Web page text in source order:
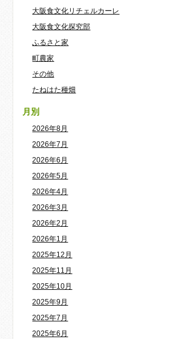
大阪食文化リチェルカーレ
大阪食文化探究部
ふるさと家
町農家
その他
たねはた種畑
月別
2026年8月
2026年7月
2026年6月
2026年5月
2026年4月
2026年3月
2026年2月
2026年1月
2025年12月
2025年11月
2025年10月
2025年9月
2025年7月
2025年6月